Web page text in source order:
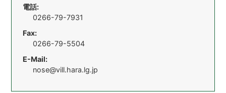
電話:
0266-79-7931
Fax:
0266-79-5504
E-Mail:
nose@vill.hara.lg.jp